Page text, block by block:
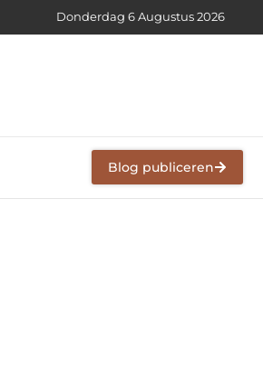
Donderdag 6 Augustus 2026
Blog publiceren